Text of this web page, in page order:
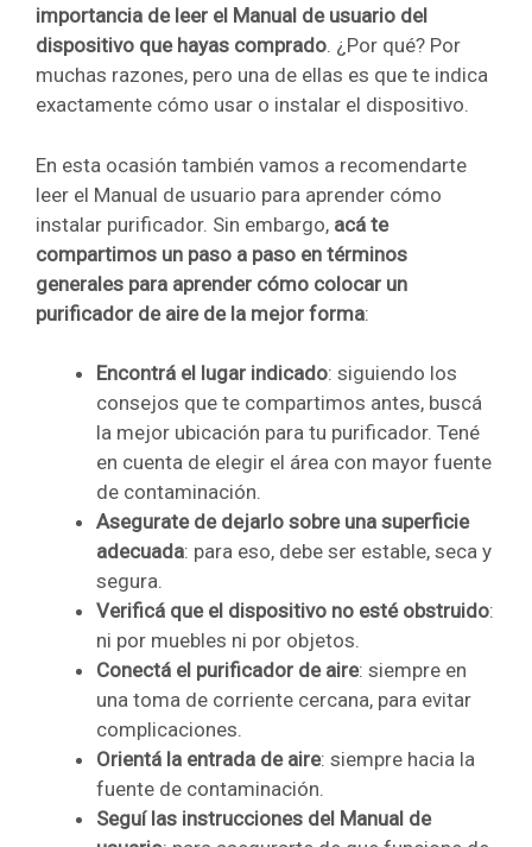
importancia de leer el Manual de usuario del
dispositivo que hayas comprado. ¿Por qué? Por
muchas razones, pero una de ellas es que te indica
exactamente cómo usar o instalar el dispositivo.
En esta ocasión también vamos a recomendarte
leer el Manual de usuario para aprender cómo
instalar purificador. Sin embargo, acá te
compartimos un paso a paso en términos
generales para aprender cómo colocar un
purificador de aire de la mejor forma:
Encontrá el lugar indicado: siguiendo los
consejos que te compartimos antes, buscá
la mejor ubicación para tu purificador. Tené
en cuenta de elegir el área con mayor fuente
de contaminación.
Asegurate de dejarlo sobre una superficie
adecuada: para eso, debe ser estable, seca y
segura.
Verificá que el dispositivo no esté obstruido:
ni por muebles ni por objetos.
Conectá el purificador de aire: siempre en
una toma de corriente cercana, para evitar
complicaciones.
Orientá la entrada de aire: siempre hacia la
fuente de contaminación.
Seguí las instrucciones del Manual de